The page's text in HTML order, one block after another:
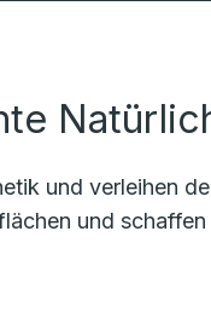
und verleihen
und